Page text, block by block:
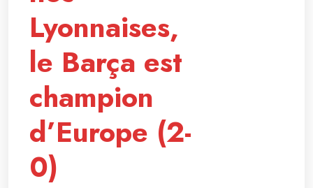
Lyonnaises,
le Barça est
champion
d’Europe (2-
0)